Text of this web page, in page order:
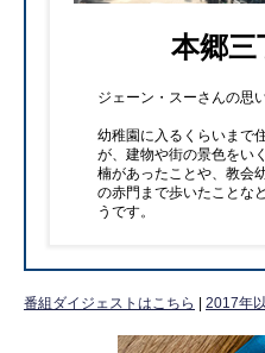
本郷三
ジェーン・スーさんの思
幼稚園に入るくらいまで
が、建物や街の景色をい
楠があったことや、教会
の赤門まで歩いたことな
うです。
番組ダイジェストはこちら 2017年